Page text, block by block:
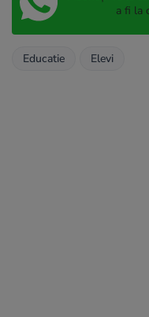
a fi la
Educatie Elevi